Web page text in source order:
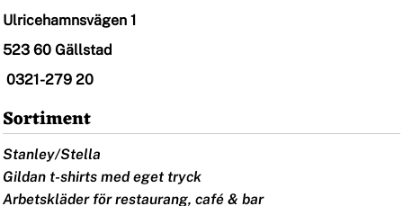
Ulricehamnsvägen 1
523 60 Gällstad
0321-279 20
Sortiment
Stanley/Stella
Gildan t-shirts med eget tryck
Arbetskläder för restaurang, café & bar